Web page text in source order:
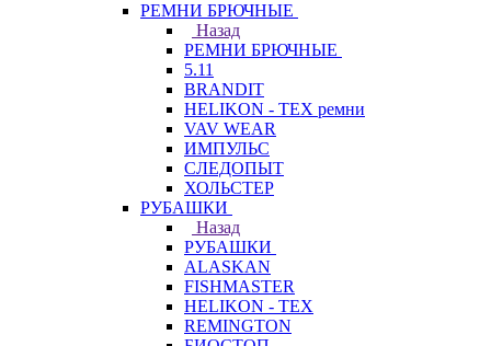
РЕМНИ БРЮЧНЫЕ
Назад
РЕМНИ БРЮЧНЫЕ
5.11
BRANDIT
HELIKON - TEX ремни
VAV WEAR
ИМПУЛЬС
СЛЕДОПЫТ
ХОЛЬСТЕР
РУБАШКИ
Назад
РУБАШКИ
ALASKAN
FISHMASTER
HELIKON - TEX
REMINGTON